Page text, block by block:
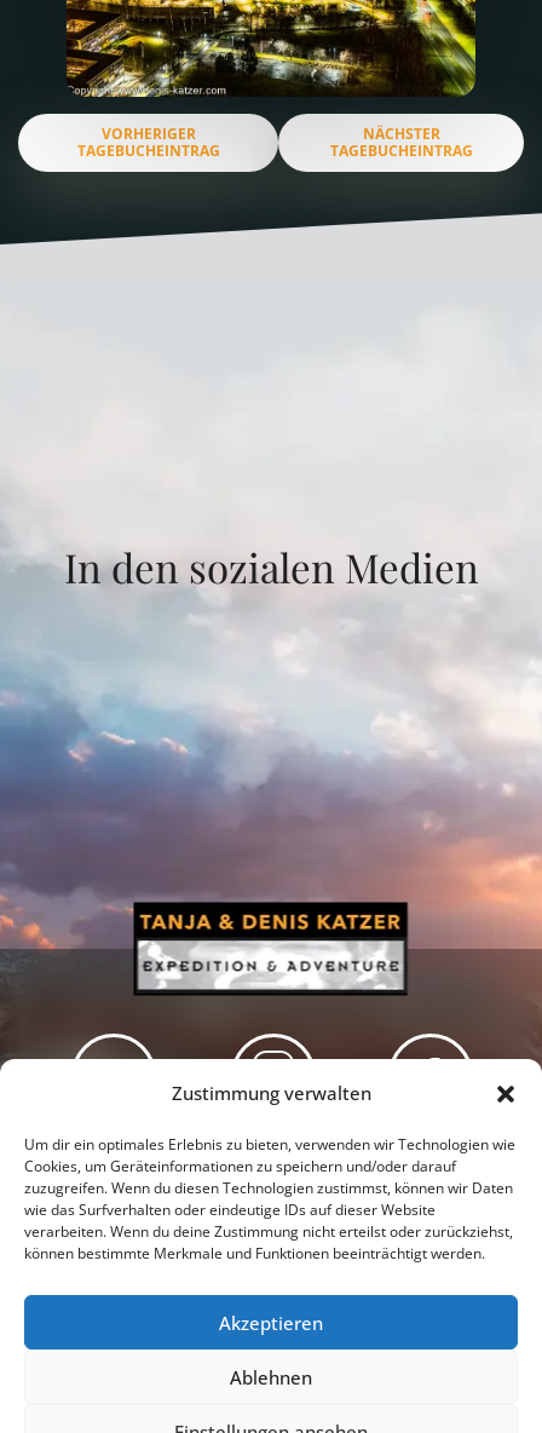
Zustimmung verwalten
Um dir ein optimales Erlebnis zu bieten, verwenden wir Technologien wie
Cookies, um Geräteinformationen zu speichern und/oder darauf
zuzugreifen. Wenn du diesen Technologien zustimmst, können wir Daten
wie das Surfverhalten oder eindeutige IDs auf dieser Website
verarbeiten. Wenn du deine Zustimmung nicht erteilst oder zurückziehst,
können bestimmte Merkmale und Funktionen beeinträchtigt werden.
Akzeptieren
Ablehnen
VORHERIGER
TAGEBUCHEINTRAG
NÄCHSTER
TAGEBUCHEINTRAG
In den sozialen Medien
Newsletter Podcast Facebook
Datenschutzerklärung